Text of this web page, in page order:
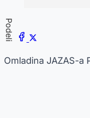
Podeli
Omladina JAZAS-a